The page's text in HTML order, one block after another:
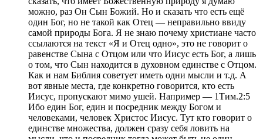
можно, раз Он Сын Божий. Но и сказать что есть ещё
один Бог, но не такой как Отец — неправильно ввиду
самой природы Бога. Я не знаю почему христиане часто
ссылаются на текст «Я и Отец одно», это не говорит о
равенстве Сына с Отцом или что Иисус есть Бог, а лишь
о том, что Сын находится в духовном единстве с Отцом.
Как и нам Библия советует иметь одни мысли и т.д. А
вот явные места, где конкретно говорится, кто есть
Иисус, пропускают мимо ушей. Например — 1Тим.2:5
Ибо един Бог, един и посредник между Богом и
человеками, человек Христос Иисус. Тут кто говорит о
единстве множества, должен сразу себя ловить на